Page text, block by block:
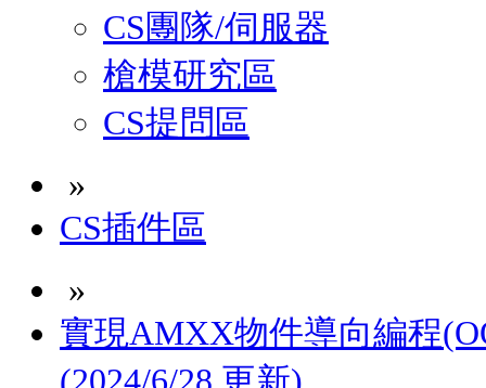
CS團隊/伺服器
槍模研究區
CS提問區
»
CS插件區
»
實現AMXX物件導向編程